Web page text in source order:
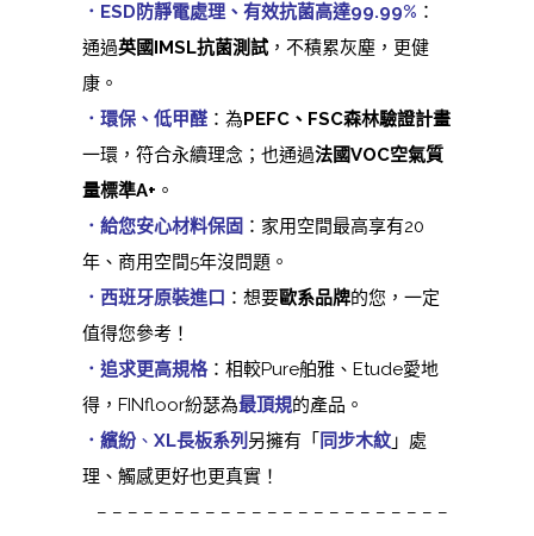
．ESD防靜電處理、有效抗菌高達99.99% ：
通過英國IMSL抗菌測試 ，不積累灰塵，更健
康。
．環保、低甲醛 ：為PEFC、FSC森林驗證計畫
一環，符合永續理念；也通過法國VOC空氣質
量標準A+ 。
．給您安心材料保固 ：家用空間最高享有20
年、商用空間5年沒問題。
．西班牙原裝進口 ：想要歐系品牌的您，一定
值得您參考！
．追求更高規格：相較Pure舶雅、Etude愛地
得，FINfloor紛瑟為最頂規的產品。
．繽紛 、 XL長板系列 另擁有「 同步木紋 」處
理、觸感更好也更真實！
– – – – – – – – – – – – – – – – – – – – – – –